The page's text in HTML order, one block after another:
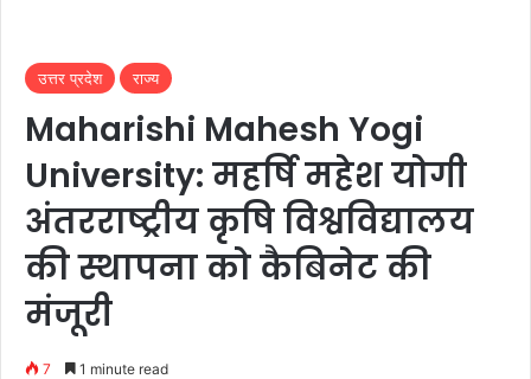
उत्तर प्रदेश राज्य
Maharishi Mahesh Yogi
University: महर्षि महेश योगी
अंतरराष्ट्रीय कृषि विश्वविद्यालय
की स्थापना को कैबिनेट की
मंजूरी
7 1 minute read